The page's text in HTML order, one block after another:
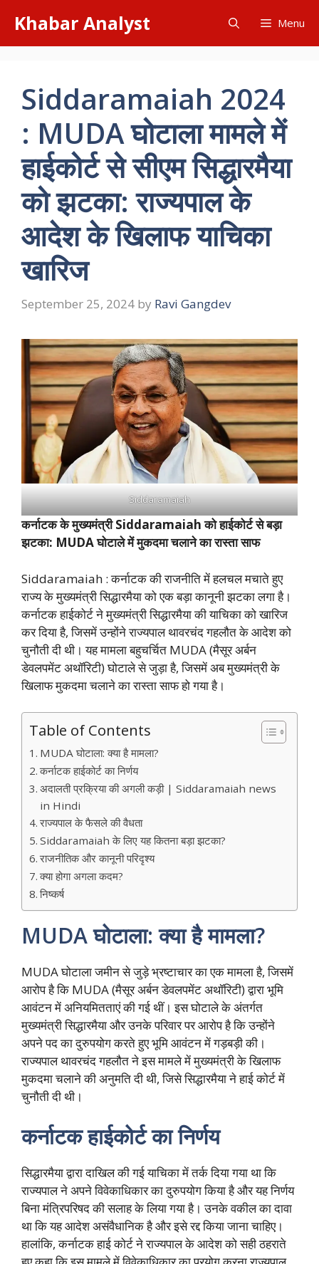
content
Khabar Analyst Menu
Siddaramaiah 2024
: MUDA घोटाला मामले में
हाईकोर्ट से सीएम सिद्धारमैया
को झटका: राज्यपाल के
आदेश के खिलाफ याचिका
खारिज
September 25, 2024 by Ravi Gangdev
Siddaramaiah
कर्नाटक के मुख्यमंत्री Siddaramaiah को हाईकोर्ट से बड़ा
झटका: MUDA घोटाले में मुकदमा चलाने का रास्ता साफ
Siddaramaiah : कर्नाटक की राजनीति में हलचल मचाते हुए
राज्य के मुख्यमंत्री सिद्धारमैया को एक बड़ा कानूनी झटका लगा है।
कर्नाटक हाईकोर्ट ने मुख्यमंत्री सिद्धारमैया की याचिका को खारिज
कर दिया है, जिसमें उन्होंने राज्यपाल थावरचंद गहलौत के आदेश को
चुनौती दी थी। यह मामला बहुचर्चित MUDA (मैसूर अर्बन
डेवलपमेंट अथॉरिटी) घोटाले से जुड़ा है, जिसमें अब मुख्यमंत्री के
खिलाफ मुकदमा चलाने का रास्ता साफ हो गया है।
Table of Contents
MUDA घोटाला: क्या है मामला?
कर्नाटक हाईकोर्ट का निर्णय
अदालती प्रक्रिया की अगली कड़ी | Siddaramaiah news
in Hindi
राज्यपाल के फैसले की वैधता
Siddaramaiah के लिए यह कितना बड़ा झटका?
राजनीतिक और कानूनी परिदृश्य
क्या होगा अगला कदम?
निष्कर्ष
MUDA घोटाला: क्या है मामला?
MUDA घोटाला जमीन से जुड़े भ्रष्टाचार का एक मामला है, जिसमें
आरोप है कि MUDA (मैसूर अर्बन डेवलपमेंट अथॉरिटी) द्वारा भूमि
आवंटन में अनियमितताएं की गई थीं। इस घोटाले के अंतर्गत
मुख्यमंत्री सिद्धारमैया और उनके परिवार पर आरोप है कि उन्होंने
अपने पद का दुरुपयोग करते हुए भूमि आवंटन में गड़बड़ी की।
राज्यपाल थावरचंद गहलौत ने इस मामले में मुख्यमंत्री के खिलाफ
मुकदमा चलाने की अनुमति दी थी, जिसे सिद्धारमैया ने हाई कोर्ट में
चुनौती दी थी।
कर्नाटक हाईकोर्ट का निर्णय
सिद्धारमैया द्वारा दाखिल की गई याचिका में तर्क दिया गया था कि
राज्यपाल ने अपने विवेकाधिकार का दुरुपयोग किया है और यह निर्णय
बिना मंत्रिपरिषद की सलाह के लिया गया है। उनके वकील का दावा
था कि यह आदेश असंवैधानिक है और इसे रद्द किया जाना चाहिए।
हालांकि, कर्नाटक हाई कोर्ट ने राज्यपाल के आदेश को सही ठहराते